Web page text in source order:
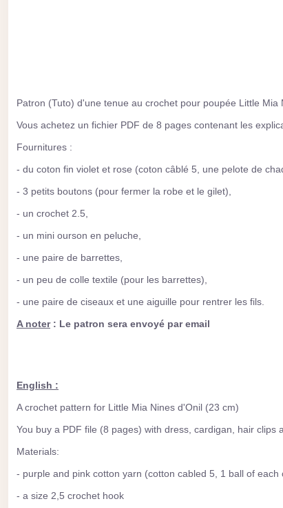
Patron (Tuto) d'une tenue au crochet pour poupée Little Mia
Vous achetez un fichier PDF de 8 pages contenant les
Fournitures :
- du coton fin violet et rose (coton câblé 5, une pelote de
- 3 petits boutons (pour fermer la robe et le gilet),
- un crochet 2.5,
- un mini ourson en peluche,
- une paire de barrettes,
- un peu de colle textile (pour les barrettes),
- une paire de ciseaux et une aiguille pour rentrer les fils.
A noter: Le patron sera envoyé par email
English :
A crochet pattern for Little Mia Nines d'Onil (23 cm)
You buy a PDF file (8 pages) with dress, cardigan, hair clips
Materials:
- purple and pink cotton yarn (cotton cabled 5, 1 ball of each
- a size 2,5 crochet hook